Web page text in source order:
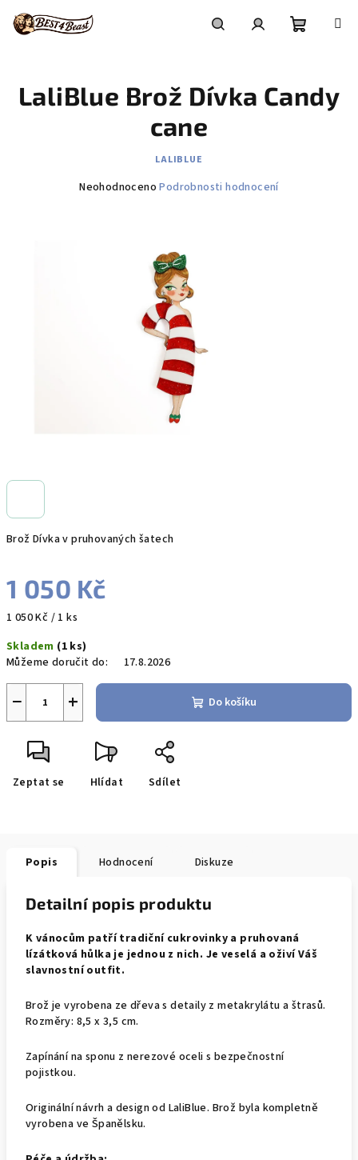
obsah
košík
Brož Dívka v pruhovaných šatech
1 050 Kč
Měrná
1 050 Kč / 1 ks
Skladem (1 ks)
Můžeme doručit do:
17.8.2026
+
− Do košíku
Zeptat se Hlídat Sdílet
LaliBlue Brož Dívka Candy
cane
LALIBLUE
Průměrné
Neohodnoceno Podrobnosti hodnocení
Popis Hodnocení Diskuze
Detailní popis produktu
K vánocům patří tradiční cukrovinky a pruhovaná
lízátková hůlka je jednou z nich. Je veselá a oživí Váš
slavnostní outfit.
Brož je vyrobena ze dřeva s detaily z metakrylátu a štrasů.
Rozměry: 8,5 x 3,5 cm.
Zapínání na sponu z nerezové oceli s bezpečnostní
pojistkou.
Originální návrh a design od LaliBlue. Brož byla kompletně
vyrobena ve Španělsku.